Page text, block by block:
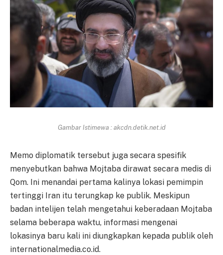
Gambar Istimewa : akcdn.detik.net.id
Memo diplomatik tersebut juga secara spesifik
menyebutkan bahwa Mojtaba dirawat secara medis di
Qom. Ini menandai pertama kalinya lokasi pemimpin
tertinggi Iran itu terungkap ke publik. Meskipun
badan intelijen telah mengetahui keberadaan Mojtaba
selama beberapa waktu, informasi mengenai
lokasinya baru kali ini diungkapkan kepada publik oleh
internationalmedia.co.id.